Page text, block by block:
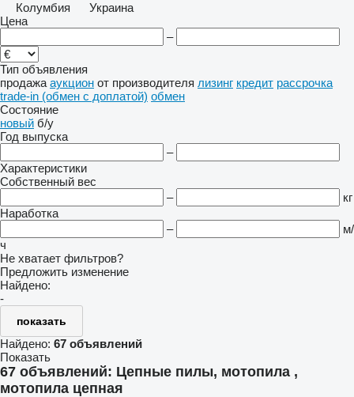
Колумбия
Украина
Цена
–
Тип объявления
продажа аукцион от производителя лизинг кредит рассрочка
trade-in (обмен с доплатой) обмен
Состояние
новый б/у
Год выпуска
–
Характеристики
Собственный вес
–
кг
Наработка
–
м/
ч
Не хватает фильтров?
Предложить изменение
Найдено:
-
показать
Найдено: 67 объявлений
Показать
67 объявлений: Цепные пилы, мотопила ,
мотопила цепная